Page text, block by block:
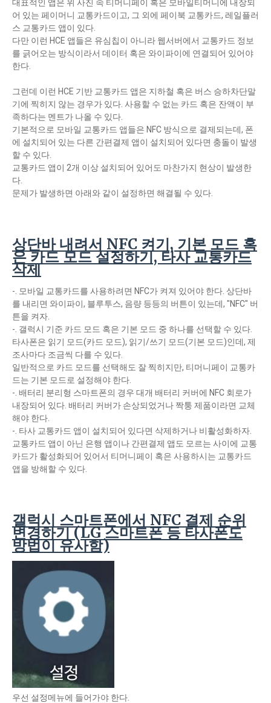
대표적인 앱은 위 사진 속 티머니페이 혹은 모바일티머니에 내장되
어 있는 페이머니 교통카드이고, 그 외에 페이북 교통카드, 레일플러
스 교통카드 앱이 있다.
다만 이런 HCE 앱들은 유심칩이 아니라 웹서버에서 교통카드 정보
를 긁어오는 방식이라서 데이터 혹은 와이파이에 연결되어 있어야
한다.
그런데 이런 HCE 기반 교통카드 앱은 지하철 혹은 버스 승하차단말
기에 찍히지 않는 경우가 있다. 사용할 수 없는 카드 혹은 잔액이 부
족하다는 멘트가 나올 수 있다.
기본적으로 모바일 교통카드 앱들은 NFC 방식으로 결제되는데, 폰
에 설치되어 있는 다른 간편결제 앱이 설치되어 있다면 충돌이 발생
할 수 있다.
교통카드 앱이 2개 이상 설치되어 있어도 마찬가지 현상이 발생한
다.
문제가 발생하면 아래와 같이 설정하면 해결될 수 있다.
상단바 내려서 NFC 켜기, 기본 모드 혹
은 카드 모드 설정하기, 타사 교통카드
삭제
-. 모바일 교통카드를 사용하려면 NFC가 켜져 있어야 한다. 상단바
를 내리면 와이파이, 블루투스, 음량 등등의 버튼이 있는데, "NFC" 버
튼을 켜자.
-. 갤럭시 기준 카드 모드 혹은 기본 모드 중 하나를 선택할 수 있다.
타사폰은 읽기 모드(카드 모드), 읽기/쓰기 모드(기본 모드)인데, 제
조사마다 조금씩 다를 수 있다.
일반적으로 카드 모드를 선택해도 잘 찍히지만, 티머니페이 교통카
드는 기본 모드로 설정해야 한다.
-. 배터리 분리형 스마트폰의 경우 대개 배터리 커버에 NFC 회로가
내장되어 있다. 배터리 커버가 손상되었거나 짝퉁 제품이라면 교체
해야 한다.
-. 타사 교통카드 앱이 설치되어 있다면 삭제하거나 비활성화하자.
교통카드 앱이 아닌 은행 앱이나 간편결제 앱도 모르는 사이에 교통
카드가 활성화되어 있어서 티머니페이 혹은 사용하시는 교통카드
앱을 방해할 수 있다.
갤럭시 스마트폰에서 NFC 결제 순위
변경하기 (LG 스마트폰 등 타사폰도
방법이 유사함)
우선 설정메뉴에 들어가야 한다.